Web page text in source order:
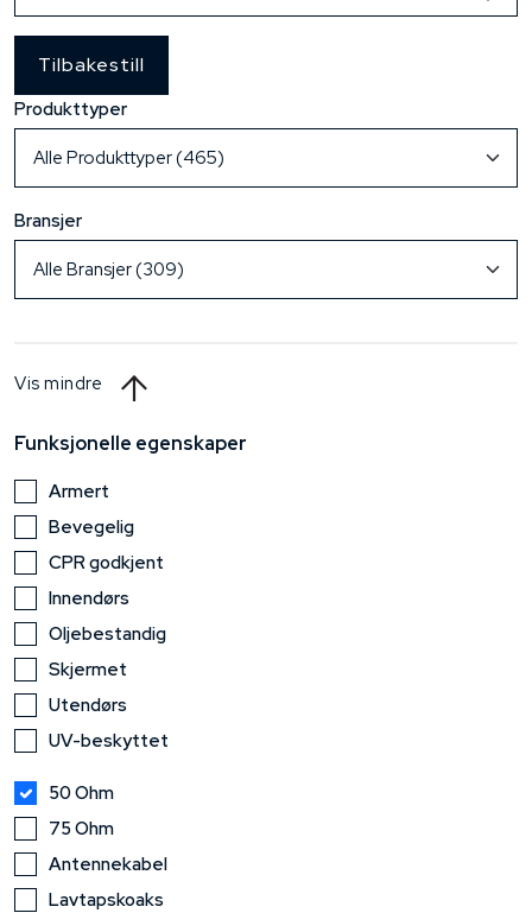
Tilbakestill
Produkttyper
Bransjer
Vis mindre
Funksjonelle egenskaper
Armert
Bevegelig
CPR godkjent
Innendørs
Oljebestandig
Skjermet
Utendørs
UV-beskyttet
50 Ohm
75 Ohm
Antennekabel
Lavtapskoaks